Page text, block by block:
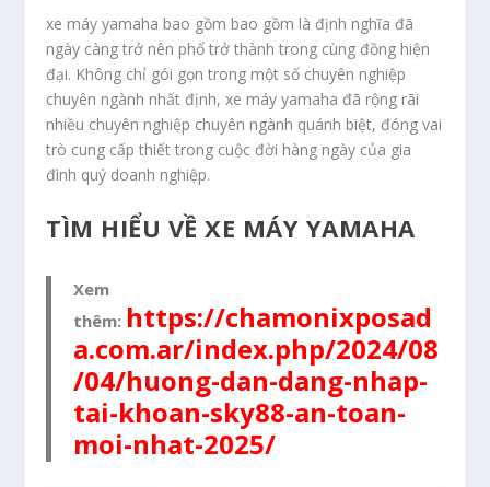
xe máy yamaha bao gồm bao gồm là định nghĩa đã
ngày càng trở nên phổ trở thành trong cùng đồng hiện
đại. Không chỉ gói gọn trong một số chuyên nghiệp
chuyên ngành nhất định, xe máy yamaha đã rộng rãi
nhiều chuyên nghiệp chuyên ngành quánh biệt, đóng vai
trò cung cấp thiết trong cuộc đời hàng ngày của gia
đình quý doanh nghiệp.
TÌM HIỂU VỀ XE MÁY YAMAHA
Xem
thêm: https://chamonixposad
a.com.ar/index.php/2024/08
/04/huong-dan-dang-nhap-
tai-khoan-sky88-an-toan-
moi-nhat-2025/